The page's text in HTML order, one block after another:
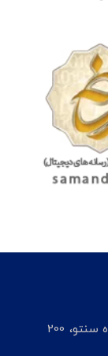
شعبه مرکزی: تبریز، میدان راه آهن، جاده سنتو، 200